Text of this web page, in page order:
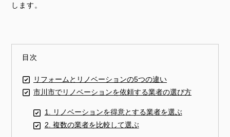
します。
目次
リフォームとリノベーションの5つの違い
市川市でリノベーションを依頼する業者の選び方
1. リノベーションを得意とする業者を選ぶ
2. 複数の業者を比較して選ぶ